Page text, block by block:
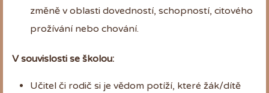
změně v oblasti dovedností, schopností, citového
prožívání nebo chování.
V souvislosti se školou:
Učitel či rodič si je vědom potíží, které žák/dítě